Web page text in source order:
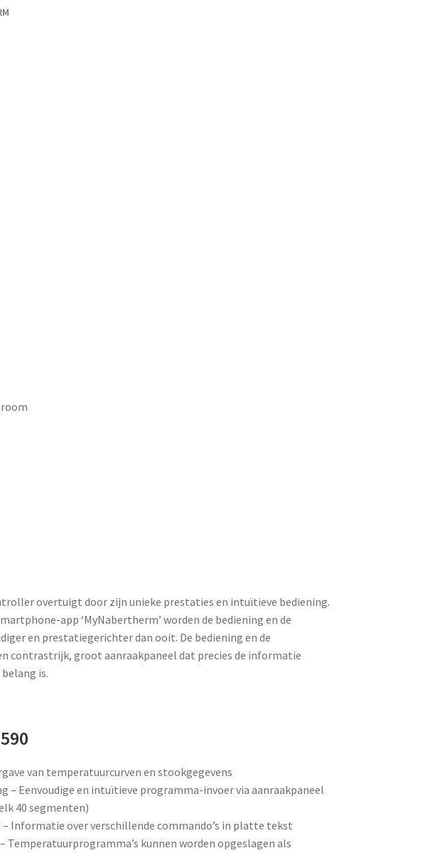
overtuigt door zijn unieke prestaties en intuïtieve bediening.
app ‘MyNabertherm’ worden de bediening en de
en prestatiegerichter dan ooit. De bediening en de
contrastrijk, groot aanraakpaneel dat precies de informatie
is.
van temperatuurcurven en stookgegevens
– Eenvoudige en intuïtieve programma-invoer via aanraakpaneel
40 segmenten)
Informatie over verschillende commando’s in platte tekst
Temperatuurprogramma’s kunnen worden opgeslagen als